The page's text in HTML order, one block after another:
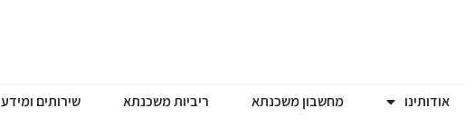
אודותינו מחשבון משכנתא ריביות משכנתא שירותים ומידע